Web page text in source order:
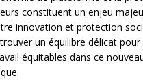
constituent un enjeu
innovation et protection
un équilibre délicat
équitables dans ce